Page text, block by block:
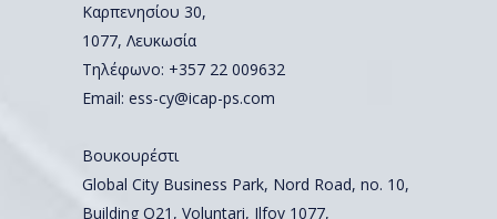
Καρπενησίου 30,
1077, Λευκωσία
Τηλέφωνο: +357 22 009632
Email: ess-cy@icap-ps.com
Βουκουρέστι
Global City Business Park, Nord Road, no. 10,
Building O21, Voluntari, Ilfov 1077,